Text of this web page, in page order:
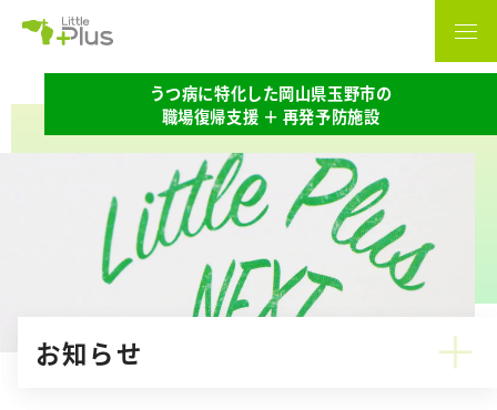
うつ病に特化した岡山県玉野市の
職場復帰支援 ＋ 再発予防施設
お知らせ